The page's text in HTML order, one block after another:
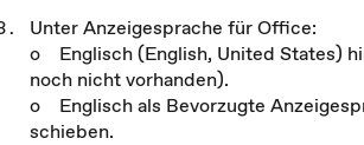
Unter Anzeigesprache für Office:
o Englisch (English, United States)
noch nicht vorhanden).
o Englisch als Bevorzugte
schieben.